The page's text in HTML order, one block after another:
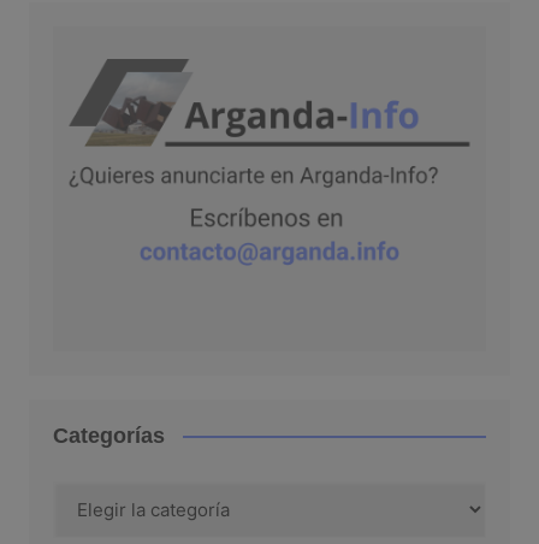
Categorías